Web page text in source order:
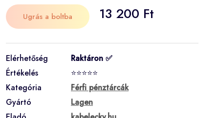
Ugrás a boltba 13 200 Ft
Elérhetőség
Raktáron ✅
Értékelés
⭐⭐⭐⭐⭐
Kategória
Férfi pénztárcák
Gyártó
Lagen